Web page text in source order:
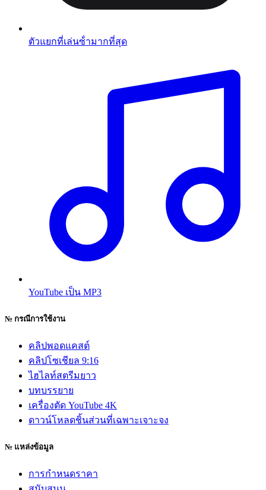
ตัวแยกที่เล่นซ้ํามากที่สุด
YouTube เป็น MP3
№ กรณีการใช้งาน
คลิปพอดแคสต์
คลิปโซเชียล 9:16
ไฮไลท์สตรีมยาว
บทบรรยาย
เครื่องตัด YouTube 4K
ดาวน์โหลดชิ้นส่วนที่เฉพาะเจาะจง
№ แหล่งข้อมูล
การกำหนดราคา